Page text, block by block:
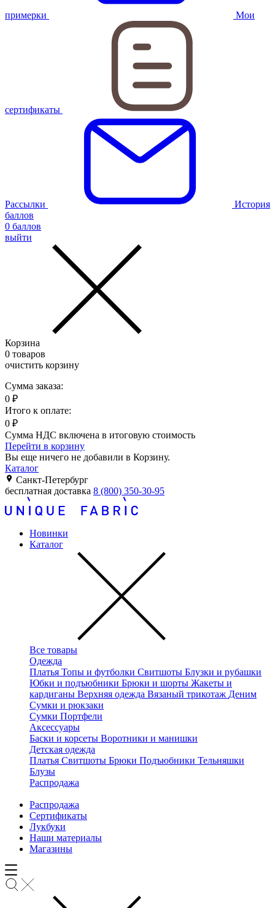
примерки Мои
сертификаты
Рассылки
История
баллов
0 баллов
выйти
Корзина
0 товаров
очистить корзину
Сумма заказа:
0 ₽
Итого к оплате:
0 ₽
Сумма НДС включена в итоговую стоимость
Перейти в корзину
Вы еще ничего не добавили в Корзину.
Каталог
Санкт-Петербург
бесплатная доставка 8 (800) 350-30-95
Новинки
Каталог
Все товары
Одежда
Платья Топы и футболки Свитшоты Блузки и рубашки
Юбки и подъюбники Брюки и шорты Жакеты и
кардиганы Верхняя одежда Вязаный трикотаж Деним
Сумки и рюкзаки
Сумки Портфели
Аксессуары
Баски и корсеты Воротники и манишки
Детская одежда
Платья Свитшоты Брюки Подъюбники Тельняшки
Блузы
Распродажа
Распродажа
Сертификаты
Лукбуки
Наши материалы
Магазины